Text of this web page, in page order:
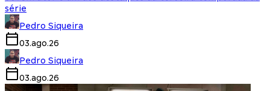
série
Pedro Siqueira
03.ago.26
Pedro Siqueira
03.ago.26